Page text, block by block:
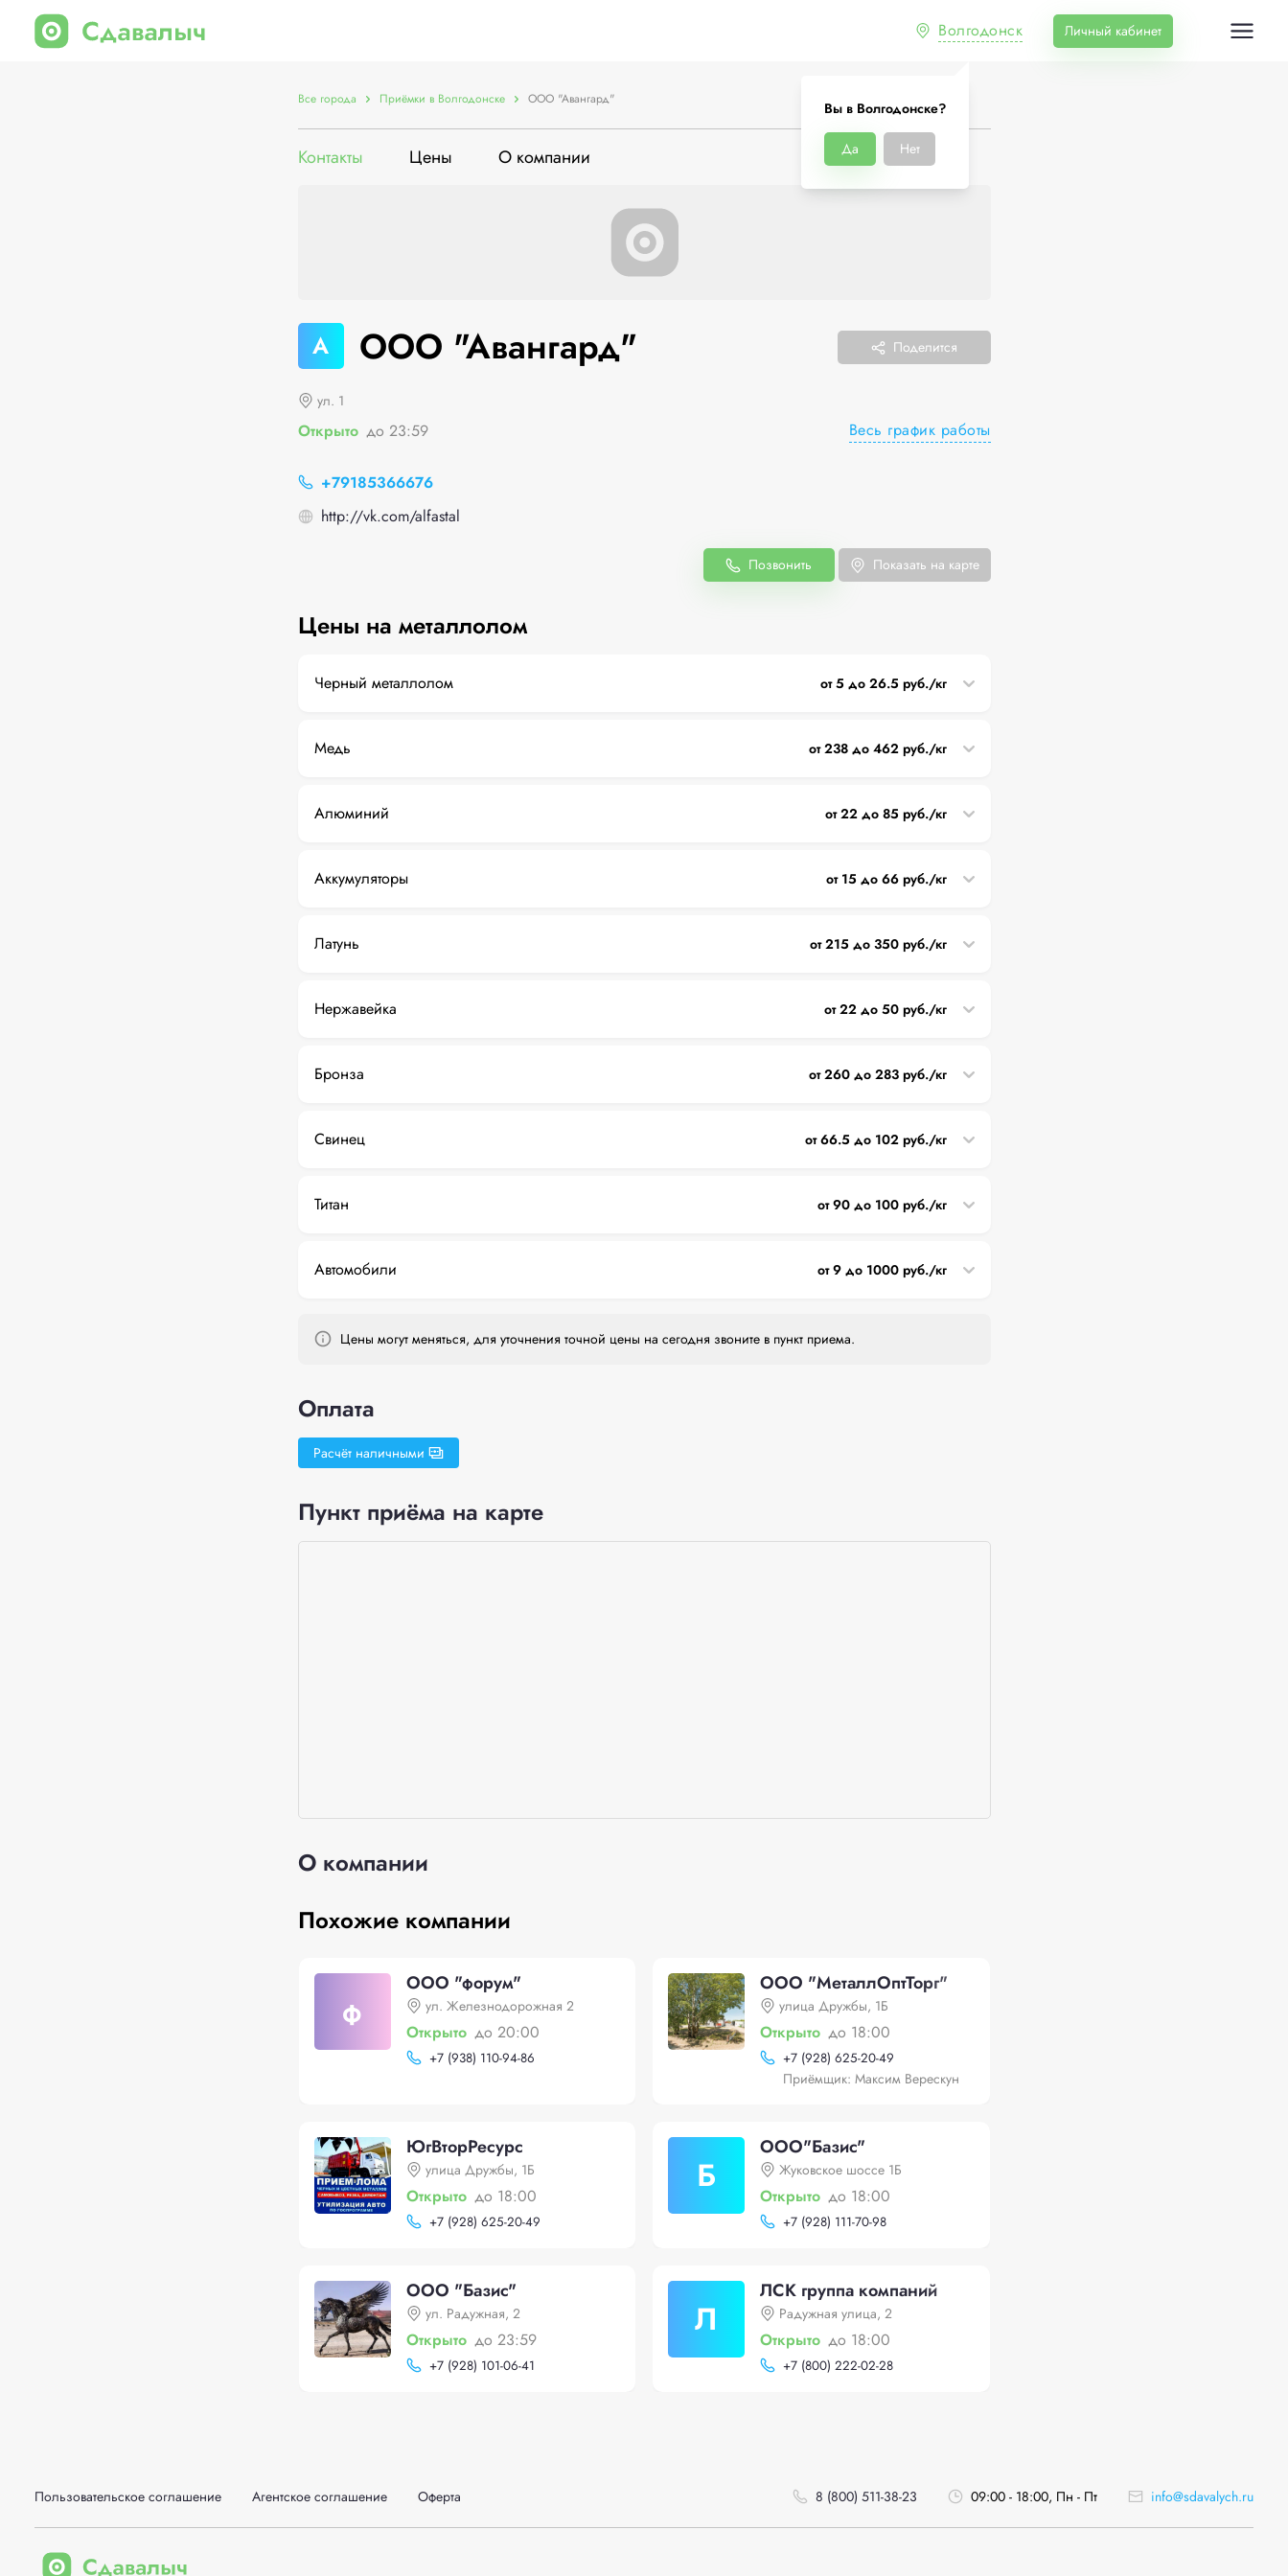
Волгодонск
Вы в Волгодонске?
Да Нет
Личный кабинет
Все города Приёмки в Волгодонске ООО "Авангард"
Контакты Цены О компании
А ООО "Авангард" Поделится
ул. 1
Открыто до 23:59 Весь график работы
+79185366676
http://vk.com/alfastal
Позвонить Показать на карте
Цены на металлолом
Черный металлолом от 5 до 26.5 руб./кг
Медь от 238 до 462 руб./кг
Алюминий от 22 до 85 руб./кг
Аккумуляторы от 15 до 66 руб./кг
Латунь от 215 до 350 руб./кг
Нержавейка от 22 до 50 руб./кг
Бронза от 260 до 283 руб./кг
Свинец от 66.5 до 102 руб./кг
Титан от 90 до 100 руб./кг
Автомобили от 9 до 1000 руб./кг
Цены могут меняться, для уточнения точной цены на сегодня звоните в пункт приема.
Оплата
Расчёт наличными
Пункт приёма на карте
О компании
Похожие компании
ф
ООО "форум"
ул. Железнодорожная 2
Открыто до 20:00
+7 (938) 110-94-86
ООО "МеталлОптТорг"
улица Дружбы, 1Б
Открыто до 18:00
+7 (928) 625-20-49
Приёмщик: Максим Верескун
ЮгВторРесурс
улица Дружбы, 1Б
Открыто до 18:00
+7 (928) 625-20-49
Б
ООО"Базис"
Жуковское шоссе 1Б
Открыто до 18:00
+7 (928) 111-70-98
ООО "Базис"
ул. Радужная, 2
Открыто до 23:59
+7 (928) 101-06-41
Л
ЛСК группа компаний
Радужная улица, 2
Открыто до 18:00
+7 (800) 222-02-28
Пользовательское соглашение Агентское соглашение Оферта 8 (800) 511-38-23 09:00 - 18:00, Пн - Пт info@sdavalych.ru